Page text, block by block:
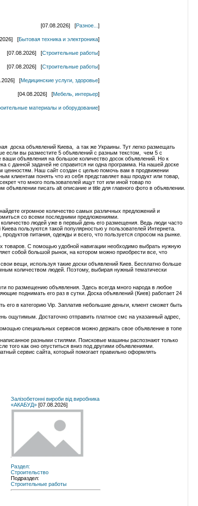
[07.08.2026] [Разное... ]
[Бытовая техника и электроника]
[07.08.2026] [Строительные работы]
[07.08.2026] [Строительные работы]
[Медицинские услуги, здоровье]
[04.08.2026] [Мебель, интерьер]
материалы и оборудование]
доска объявлений Киева, а так же Украины. Тут легко размещать
если вы разместите 5 объявлений с разным текстом, чем 5 с
объявления на большое количество досок объявлений. Но к
с данной задачей не справится ни одна программа. На нашей доске
ценностям. Наш сайт создан с целью помочь вам в продвижении
клиентам понять что из себя представляет ваш продукт или товар,
что много пользователей ищут тот или иной товар по
писать alt описание и title для главного фото в объявлении.
огромное количество самых различных предложений и
со всеми последними предложениями.
людей уже в первый день его размещения. Ведь люди часто
пользуются такой популярностью у пользователей Интернета.
питания, одежды и всего, что пользуется спросом на рынке.
товаров. С помощью удобной навигации необходимо выбрать нужную
собой большой рынок, на котором можно приобрести все, что
вещи, используя такие доски объявлений Киев. Бесплатно больше
количеством людей. Поэтому, выбирая нужный тематически
по размещению объявления. Здесь всегда много народа в любое
поднимать его раз в сутки. Доска объявлений (Киев) работает 24
в категорию Vip. Заплатив небольшие деньги, клиент сможет быть
ощутимым. Достаточно отправить платное смс на указанный адрес,
специальных сервисов можно держать свое объявление в топе
разными стилями. Поисковые машины распознают только
того как оно опуститься вниз под другими объявлениями.
сервис сайта, который помогает правильно оформлять
Залізобетонні вироби від виробника
«АКАБУД» [07.08.2026]
Раздел:
Строительство
Подраздел:
Строительные работы